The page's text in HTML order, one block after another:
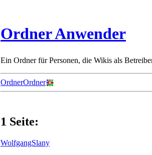
Ordner Anwender
Ein Ordner für Personen, die Wikis als
OrdnerOrdner
1 Seite:
WolfgangSlany